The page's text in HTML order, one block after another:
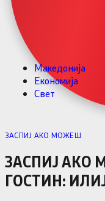
Македонија
Економија
Свет
ЗАСПИЈ АКО МОЖЕШ
ЗАСПИЈ АКО
ГОСТИН: